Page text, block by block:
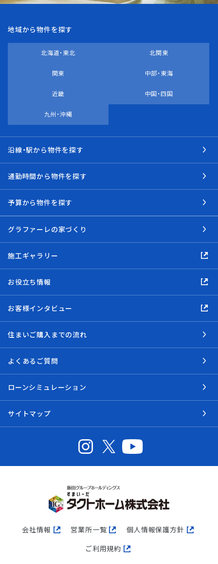
地域から物件を探す
北海道・東北 北関東
関東 中部・東海
近畿 中国・四国
九州・沖縄
沿線・駅から物件を探す
通勤時間から物件を探す
予算から物件を探す
グラファーレの家づくり
施工ギャラリー
お役立ち情報
お客様インタビュー
住まいご購入までの流れ
よくあるご質問
ローンシミュレーション
サイトマップ
会社情報 営業所一覧 個人情報保護方針
ご利用規約